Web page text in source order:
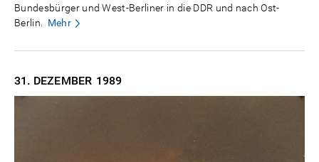
Bundesbürger und West-Berliner in die DDR und nach Ost-
Berlin.
Mehr
31. DEZEMBER 1989